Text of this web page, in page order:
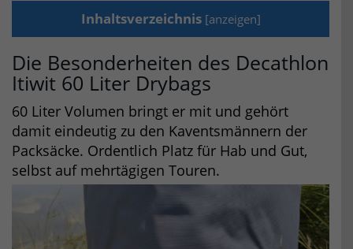
Inhaltsverzeichnis [anzeigen]
Die Besonderheiten des Decathlon
Itiwit 60 Liter Drybags
60 Liter Volumen bringt er mit und gehört
damit eindeutig zu den Kaventsmännern der
Packsäcke. Ordentlich Platz für Hab und Gut,
selbst auf mehrtägigen Touren.